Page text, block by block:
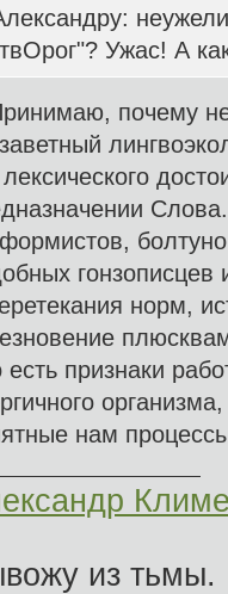
Ужас! А
почему
лексического
гонзописцев
норм,
есть признаки
нам
из тьмы.